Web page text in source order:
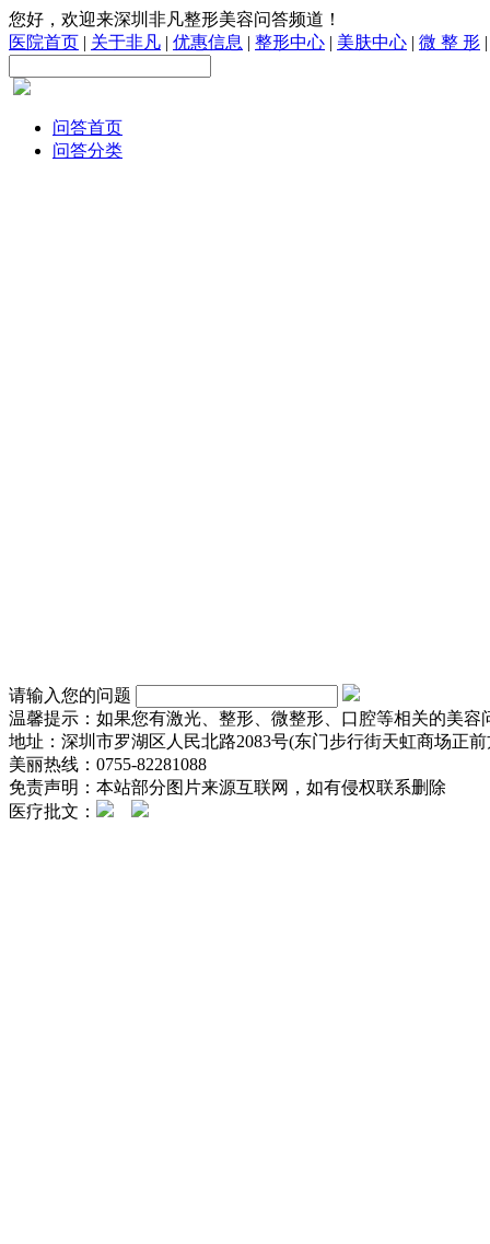
您好，欢迎来深圳非凡整形美容问答频道！
医院首页 | 关于非凡 | 优惠信息 | 整形中心 | 美肤中心 | 微 整 形
问答首页
问答分类
请输入您的问题
温馨提示：如果您有激光、整形、微整形、口腔等相关的美
地址：深圳市罗湖区人民北路2083号(东门步行街天虹商场正前
美丽热线：0755-82281088
免责声明：本站部分图片来源互联网，如有侵权联系删除
医疗批文：